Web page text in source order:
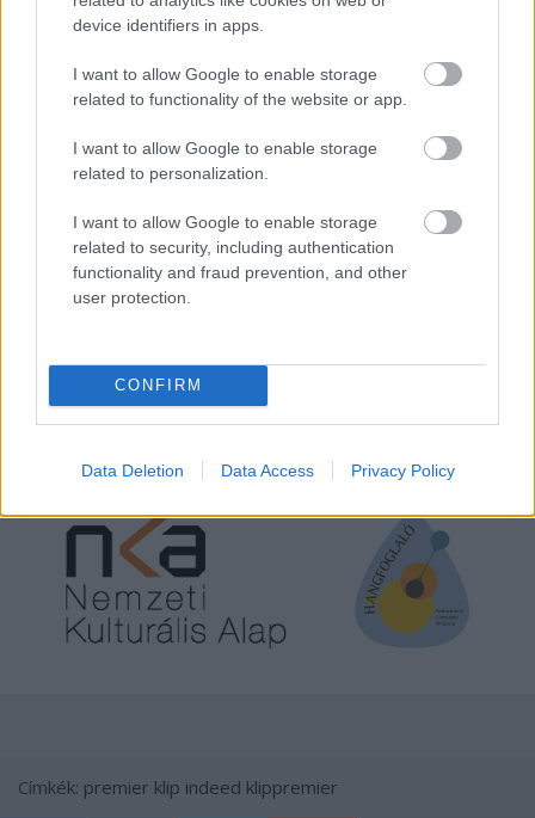
device identifiers in apps.
I want to allow Google to enable storage
related to functionality of the website or app.
I want to allow Google to enable storage
related to personalization.
I want to allow Google to enable storage
related to security, including authentication
functionality and fraud prevention, and other
user protection.
CONFIRM
Data Deletion Data Access Privacy Policy
Indeed a Facebookon
a zenekar a Bandcampen
A cikk megjelenését aHangfoglaló Program
Nemzeti Kulturális Alaptámogatta.
Címkék: premier klip indeed klippremier